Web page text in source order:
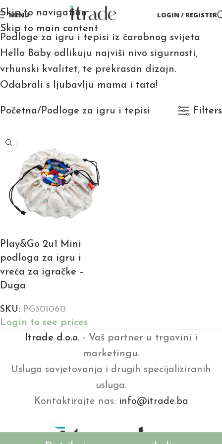
Skip to navigation
Skip to main content
MENU LOGIN / REGISTER
Podloge za igru i tepisi iz čarobnog svijeta
Hello Baby odlikuju najviši nivo sigurnosti,
vrhunski kvalitet, te prekrasan dizajn.
Odabrali s ljubavlju mama i tata!
Početna Podloge za igru i tepisi Filters
Play&Go 2u1 Mini
podloga za igru i
vreća za igračke –
Duga
SKU: PG301060
Login to see prices
Itrade d.o.o.- Vaš partner u trgovini i
marketingu.
Usluga savjetovanja i drugih specijaliziranih
usluga.
Kontaktirajte nas: info@itrade.ba